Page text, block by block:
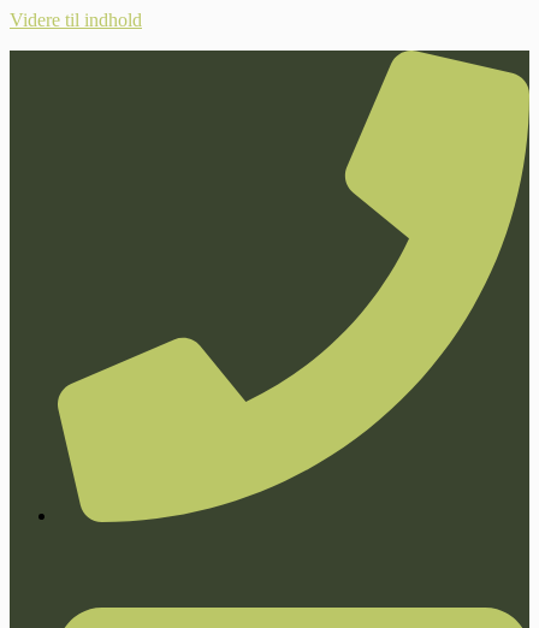
Videre til indhold